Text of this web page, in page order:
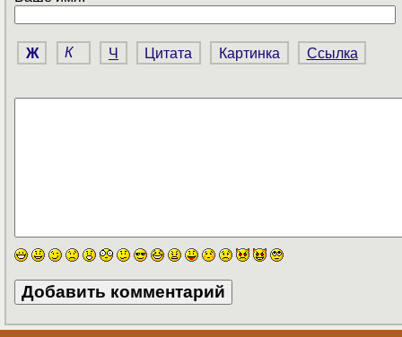
Ж К Ч Цитата Картинка Ссылка